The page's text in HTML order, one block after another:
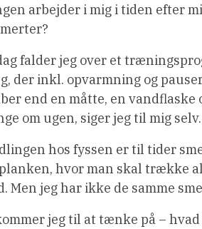
arbejder i mig i tiden efter
falder jeg over et
der inkl. opvarmning og
end en måtte, en
om ugen, siger jeg til mig selv.
hos fyssen er til tider
hvor man skal trække
Men jeg har ikke de samme
jeg til at tænke på –